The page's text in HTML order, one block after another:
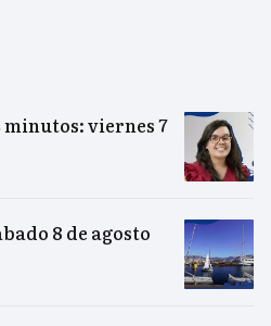
minutos: viernes 7
8 de agosto